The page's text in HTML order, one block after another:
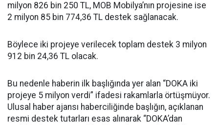
milyon 826 bin 250 TL, MOB Mobilya’nın projesine ise
2 milyon 85 bin 774,36 TL destek sağlanacak.
Böylece iki projeye verilecek toplam destek 3 milyon
912 bin 24,36 TL olacak.
Bu nedenle haberin ilk başlığında yer alan “DOKA iki
projeye 5 milyon verdi” ifadesi rakamlarla örtüşmüyor.
Ulusal haber ajansı haberciliğinde başlığın, açıklanan
resmi destek tutarları esas alınarak “DOKA’dan